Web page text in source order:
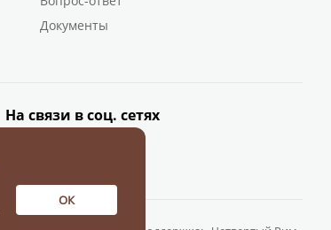
Документы
На связи в соц. сетях
ОК